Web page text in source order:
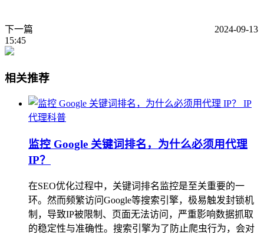
下一篇
2024-09-13
15:45
相关推荐
IP
代理科普
监控 Google 关键词排名，为什么必须用代理
IP？
在SEO优化过程中，关键词排名监控是至关重要的一
环。然而频繁访问Google等搜索引擎，极易触发封锁机
制，导致IP被限制、页面无法访问，严重影响数据抓取
的稳定性与准确性。搜索引擎为了防止爬虫行为，会对